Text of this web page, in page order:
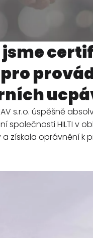
pro
s.r.o. úspěšně
společnosti HILTI v
získala oprávnění k